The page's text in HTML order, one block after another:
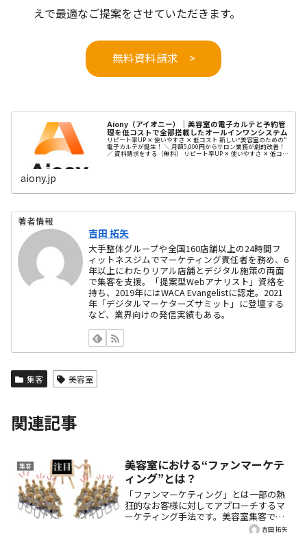
えで最適なご提案をさせていただきます。
無料資料請求 >
Aiony（アイオニー）｜美容室の電子カルテと予約管
理を低コストで全部搭載したオールインワンシステム
リピート率UP ✕ 使いやすさ ✕ 低コスト 新しい“美容室のための”
電子カルテが誕生！ ＼ 月額5,000円からサロン業務が劇的改善！
／ 資料請求をする（無料） リピート率UP ✕ 使いやすさ ✕ 低コス
aiony.jp
著者情報
吉田 拓矢
大手整体グループや全国160店舗以上の24時間フ
ィットネスジムでマーケティング責任者を務め、6
年以上にわたりリアル店舗とデジタル施策の両面
で集客を支援。「提案型Webアナリスト」資格を
持ち、2019年にはWACA Evangelistに認定。2021
年「デジタルマーケターズサミット」に登壇する
など、業界向けの発信実績もある。
集客 美容室
関連記事
集客
美容室における“ファンマーケテ
ィング”とは？
「ファンマーケティング」とは一部の熱
狂的なお客様に対してアプローチするマ
ーケティング手法です。美容室集客でも
この手法は応用して実行することができ
吉田 拓矢